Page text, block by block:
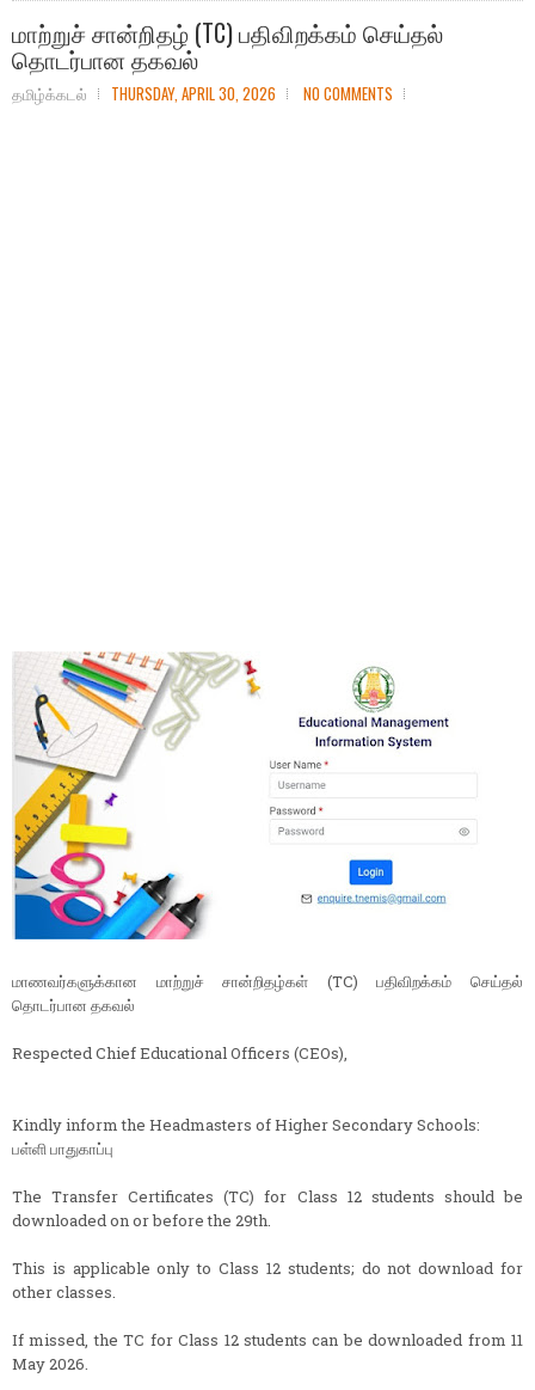
மாற்றுச் சான்றிதழ் (TC) பதிவிறக்கம் செய்தல்
தொடர்பான தகவல்
தமிழ்க்கடல் THURSDAY, APRIL 30, 2026 NO COMMENTS
மாணவர்களுக்கான மாற்றுச் சான்றிதழ்கள் (TC) பதிவிறக்கம் செய்தல்
தொடர்பான தகவல்
Respected Chief Educational Officers (CEOs),
Kindly inform the Headmasters of Higher Secondary Schools:
பள்ளி பாதுகாப்பு
The Transfer Certificates (TC) for Class 12 students should be
downloaded on or before the 29th.
This is applicable only to Class 12 students; do not download for
other classes.
If missed, the TC for Class 12 students can be downloaded from 11
May 2026.